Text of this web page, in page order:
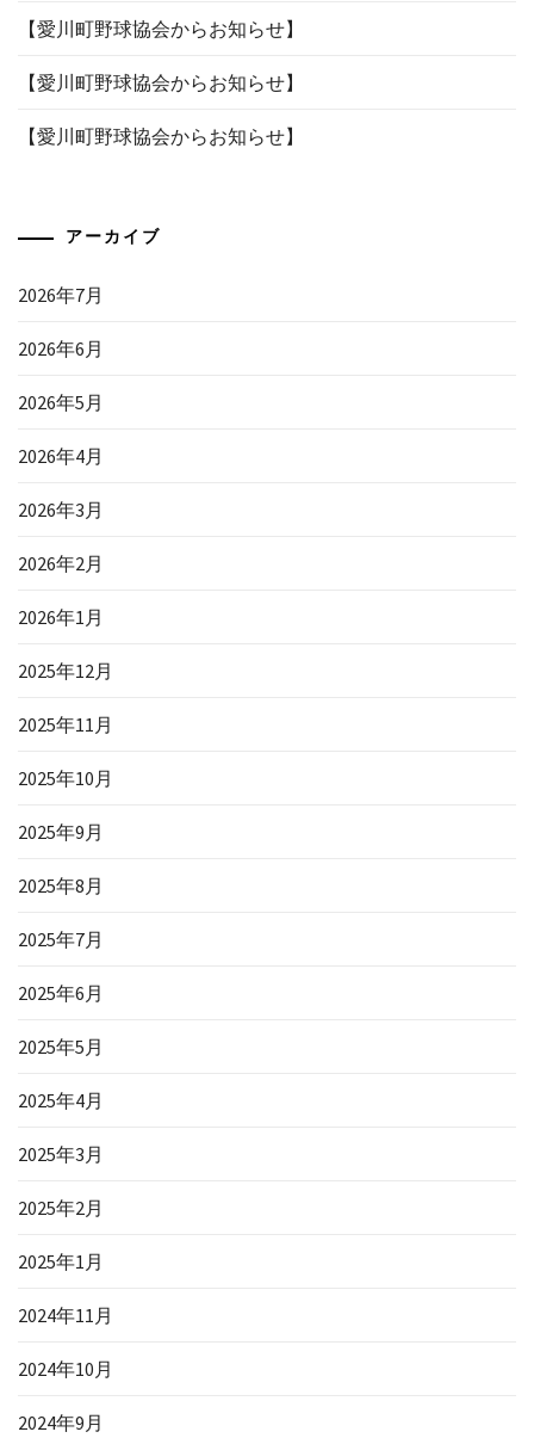
【愛川町野球協会からお知らせ】
【愛川町野球協会からお知らせ】
【愛川町野球協会からお知らせ】
アーカイブ
2026年7月
2026年6月
2026年5月
2026年4月
2026年3月
2026年2月
2026年1月
2025年12月
2025年11月
2025年10月
2025年9月
2025年8月
2025年7月
2025年6月
2025年5月
2025年4月
2025年3月
2025年2月
2025年1月
2024年11月
2024年10月
2024年9月